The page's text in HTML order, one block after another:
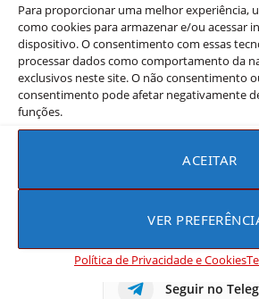
Para proporcionar uma melhor experiência,
como cookies para armazenar e/ou acessar
dispositivo. O consentimento com essas
processar dados como comportamento da
exclusivos neste site. O não consentimento
consentimento pode afetar negativamente
funções.
ACEITAR
VER
Política de Privacidade e Cookies
oficiais das emissoras e redes
atores e
Seguir no
Seguir no